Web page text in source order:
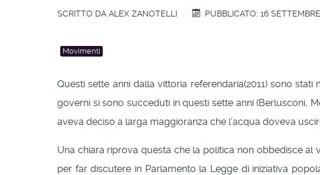
SCRITTO DA ALEX ZANOTELLI PUBBLICATO: 16
Movimenti
Questi sette anni dalla vittoria referendaria(2011) sono
governi si sono succeduti in questi sette anni (Berlusconi,
aveva deciso a larga maggioranza che l’acqua doveva
Una chiara riprova questa che la politica non obbedisce
per far discutere in Parlamento la Legge di iniziativa